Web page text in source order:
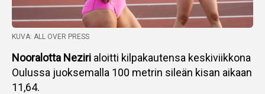
KUVA: ALL OVER PRESS
Nooralotta Neziri aloitti kilpakautensa keskiviikkona
Oulussa juoksemalla 100 metrin sileän kisan aikaan
11,64.